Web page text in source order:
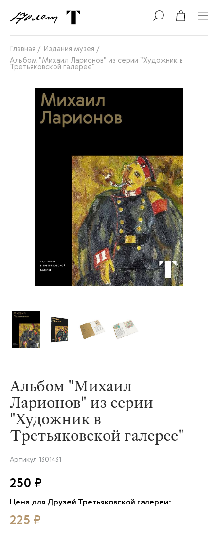
Главная / Издания музея /
Альбом "Михаил Ларионов" из серии "Художник в
Третьяковской галерее"
Альбом "Михаил
Ларионов" из серии
"Художник в
Третьяковской галерее"
Артикул 1301431
250 ₽
Цена для Друзей Третьяковской галереи:
225 ₽